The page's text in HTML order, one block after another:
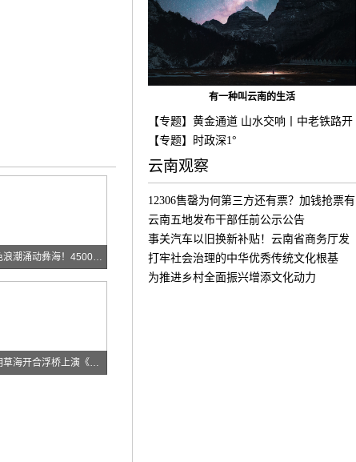
粉色浪潮涌动彝海！4500余名跑者乐跑楚雄喜迎火把节
昆明草海开合浮桥上演《目瑙纵歌》刀舞
有一种叫云南的生活
【专题】黄金通道 山水交响丨中老铁路开
通
【专题】时政深1°
云南观察
12306售罄为何第三方还有票？加钱抢票有
用
云南五地发布干部任前公示公告
事关汽车以旧换新补贴！云南省商务厅发
布公
打牢社会治理的中华优秀传统文化根基
为推进乡村全面振兴增添文化动力